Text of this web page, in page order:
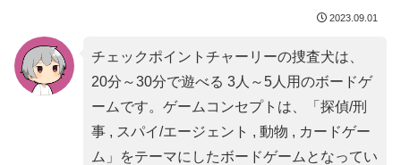
2023.09.01
チェックポイントチャーリーの捜査犬は、
20分～30分で遊べる 3人～5人用のボードゲ
ームです。ゲームコンセプトは、「 探偵/刑
事 , スパイ/エージェント , 動物 , カードゲー
ム 」をテーマにしたボードゲームとなってい